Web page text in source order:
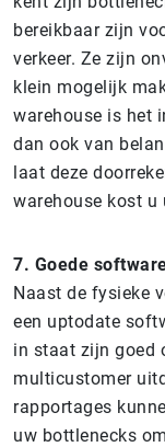
bereikbaar zijn
verkeer. Ze zijn
klein mogelijk
warehouse is het
dan ook van
laat deze
warehouse kost u
7. Goede
Naast de fysieke
een uptodate
in staat zijn goed
multicustomer
rapportages
uw bottlenecks